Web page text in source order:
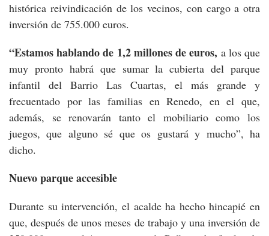
histórica reivindicación de los vecinos, con cargo a otra
inversión de 755.000 euros.
“Estamos hablando de 1,2 millones de euros, a los que
muy pronto habrá que sumar la cubierta del parque
infantil del Barrio Las Cuartas, el más grande y
frecuentado por las familias en Renedo, en el que,
además, se renovarán tanto el mobiliario como los
juegos, que alguno sé que os gustará y mucho”, ha
dicho.
Nuevo parque accesible
Durante su intervención, el acalde ha hecho hincapié en
que, después de unos meses de trabajo y una inversión de